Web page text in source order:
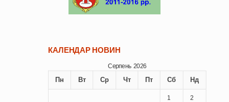
КАЛЕНДАР НОВИН
Серпень 2026
Пн Вт Ср Чт Пт Сб Нд
1 2